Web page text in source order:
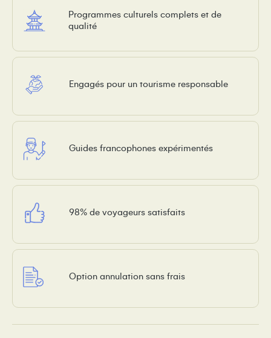
Programmes culturels complets et de
qualité
Engagés pour un tourisme responsable
Guides francophones expérimentés
98% de voyageurs satisfaits
Option annulation sans frais